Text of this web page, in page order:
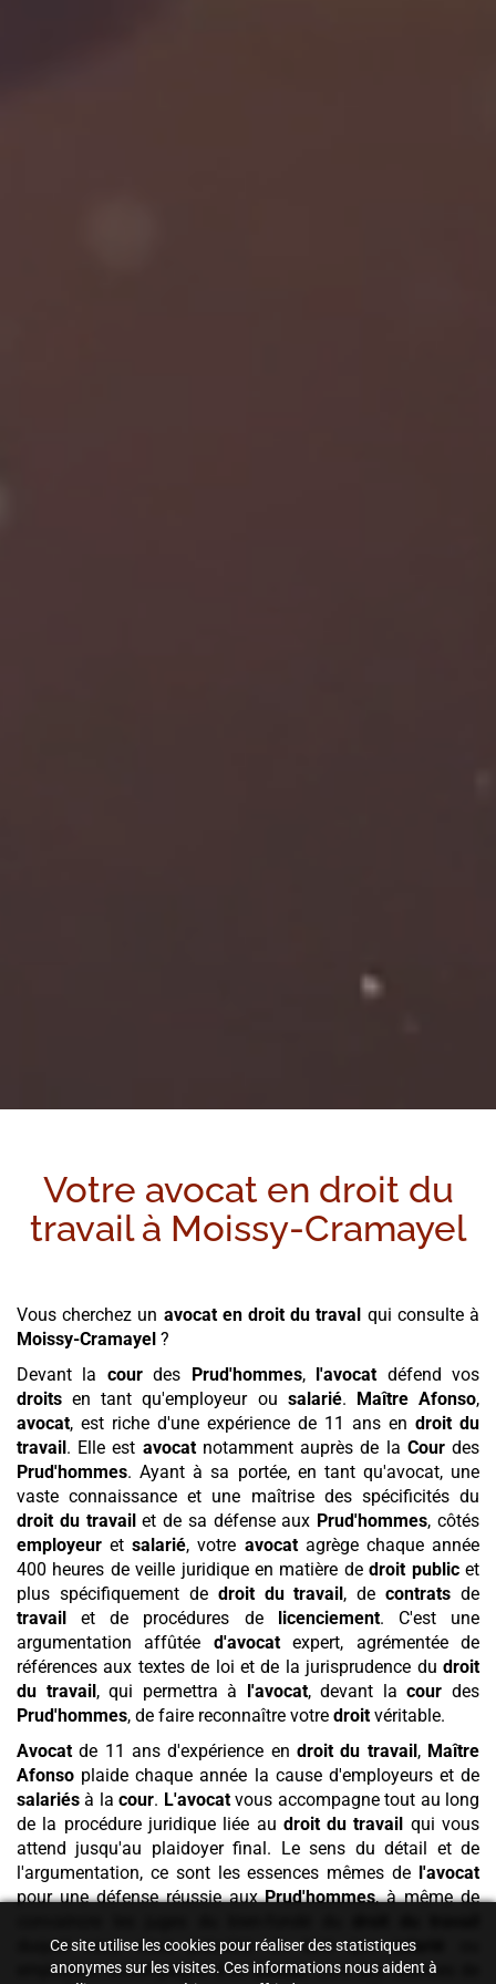
Votre avocat en droit du
travail à Moissy-Cramayel
Vous cherchez un avocat en droit du traval qui consulte à
Moissy-Cramayel ?
Devant la courdes Prud'hommes, l'avocat défend vos
droits en tant qu'employeur ou salarié. Maître Afonso,
avocat, est riche d'une expérience de 11 ans en droit du
travail . Elle est avocatnotamment auprès de la Courdes
Prud'hommes. Ayant à sa portée, en tant qu'avocat, une
vaste connaissance et une maîtrise des spécificités du
droit du travail et de sa défense aux Prud'hommes, côtés
employeur etsalarié, votre avocatagrège chaque année
400 heures de veille juridique en matière dedroit publicet
plus spécifiquement de droit du travail , decontrats de
travail
et de procédures de licenciement. C'est une
argumentation affûtée d'avocatexpert, agrémentée de
références aux textes de loi et de la jurisprudence du droit
du travail , qui permettra à l'avocat, devant lacour des
Prud'hommes, de faire reconnaître votre droit véritable.
Avocat de 11 ans d'expérience en droit du travail , Maître
Afonso plaide chaque année la cause d'employeurs et de
salariés à lacour. L'avocatvous accompagne tout au long
de la procédure juridique liée au droit du travail qui vous
attend jusqu'au plaidoyer final. Le sens du détail et de
l'argumentation, ce sont les essences mêmes de l'avocat
pour une défense réussie auxPrud'hommes, à même de
duquel vous vous prévalez en tant quesalarié
employeur, accompagné d'un avocat. Lors des séances de
Ce site utilise les cookies pour réaliser des statistiques
anonymes sur les visites. Ces informations nous aident à